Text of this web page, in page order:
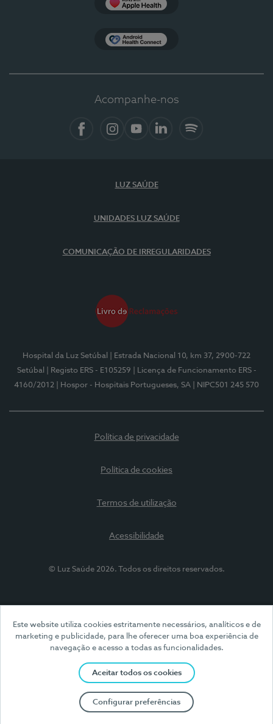
Este website utiliza cookies estritamente necessários, analíticos e de
marketing e publicidade, para lhe oferecer uma boa experiência de
navegação e acesso a todas as funcionalidades.
Aceitar todos os cookies
Configurar preferências
Acompanhe-nos
LUZ SAÚDE
UNIDADES LUZ SAÚDE
COMUNICAÇÃO DE IRREGULARIDADES
Hospital da Luz Setúbal
| Estrada Nacional 10, km 37, 2900-722
Setúbal
| Registo ERS - E105259
| Licença de Funcionamento ERS -
4160/2012
| Hospor - Hospitais Portugueses, SA | NIPC501 245 570
Política de privacidade
Política de cookies
Termos de utilização
Acessibilidade
© Luz Saúde 2026. Todos os direitos reservados.